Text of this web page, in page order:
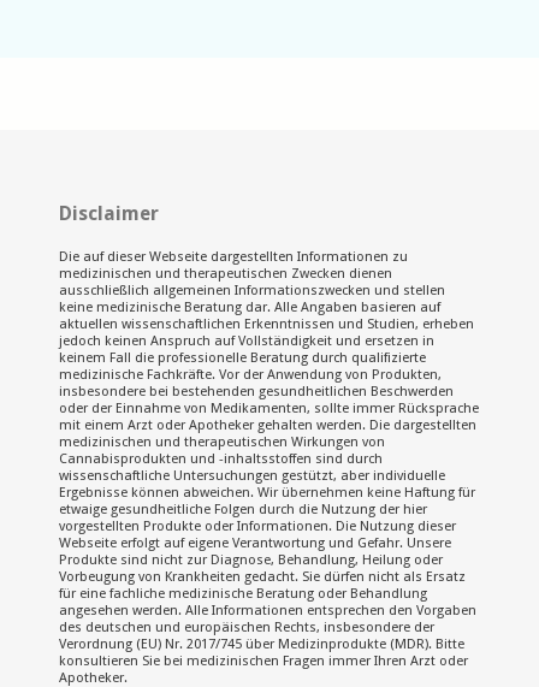
Disclaimer
Die auf dieser Webseite dargestellten Informationen zu
medizinischen und therapeutischen Zwecken dienen
ausschließlich allgemeinen Informationszwecken und stellen
keine medizinische Beratung dar. Alle Angaben basieren auf
aktuellen wissenschaftlichen Erkenntnissen und Studien, erheben
jedoch keinen Anspruch auf Vollständigkeit und ersetzen in
keinem Fall die professionelle Beratung durch qualifizierte
medizinische Fachkräfte. Vor der Anwendung von Produkten,
insbesondere bei bestehenden gesundheitlichen Beschwerden
oder der Einnahme von Medikamenten, sollte immer Rücksprache
mit einem Arzt oder Apotheker gehalten werden. Die dargestellten
medizinischen und therapeutischen Wirkungen von
Cannabisprodukten und -inhaltsstoffen sind durch
wissenschaftliche Untersuchungen gestützt, aber individuelle
Ergebnisse können abweichen. Wir übernehmen keine Haftung für
etwaige gesundheitliche Folgen durch die Nutzung der hier
vorgestellten Produkte oder Informationen. Die Nutzung dieser
Webseite erfolgt auf eigene Verantwortung und Gefahr. Unsere
Produkte sind nicht zur Diagnose, Behandlung, Heilung oder
Vorbeugung von Krankheiten gedacht. Sie dürfen nicht als Ersatz
für eine fachliche medizinische Beratung oder Behandlung
angesehen werden. Alle Informationen entsprechen den Vorgaben
des deutschen und europäischen Rechts, insbesondere der
Verordnung (EU) Nr. 2017/745 über Medizinprodukte (MDR). Bitte
konsultieren Sie bei medizinischen Fragen immer Ihren Arzt oder
Apotheker.